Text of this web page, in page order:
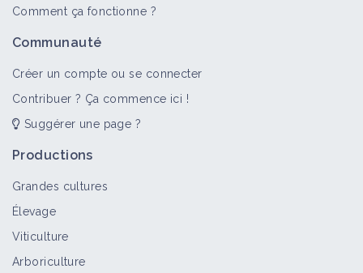
Semoir à céréale
Comment ça fonctionne ?
Communauté
Créer un compte ou se connecter
Contribuer ? Ça commence ici !
Suggérer une page ?
Productions
Grandes cultures
Élevage
Viticulture
Arboriculture